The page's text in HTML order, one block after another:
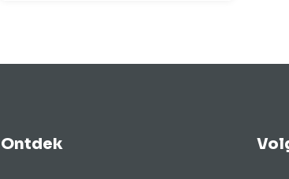
vol vintage schatten, retro
Ontdek